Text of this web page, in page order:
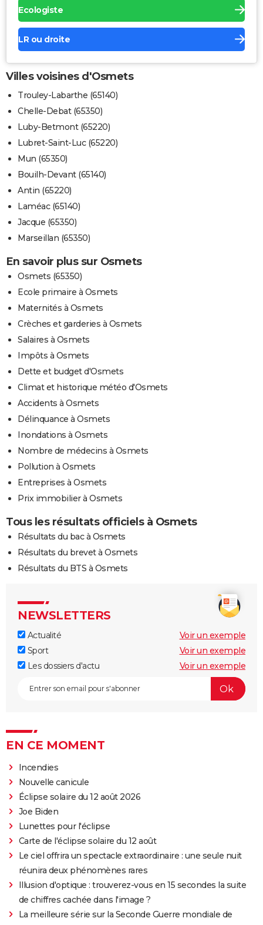
Ecologiste
LR ou droite
Villes voisines d'Osmets
Trouley-Labarthe (65140)
Chelle-Debat (65350)
Luby-Betmont (65220)
Lubret-Saint-Luc (65220)
Mun (65350)
Bouilh-Devant (65140)
Antin (65220)
Laméac (65140)
Jacque (65350)
Marseillan (65350)
En savoir plus sur Osmets
Osmets (65350)
Ecole primaire à Osmets
Maternités à Osmets
Crèches et garderies à Osmets
Salaires à Osmets
Impôts à Osmets
Dette et budget d'Osmets
Climat et historique météo d'Osmets
Accidents à Osmets
Délinquance à Osmets
Inondations à Osmets
Nombre de médecins à Osmets
Pollution à Osmets
Entreprises à Osmets
Prix immobilier à Osmets
Tous les résultats officiels à Osmets
Résultats du bac à Osmets
Résultats du brevet à Osmets
Résultats du BTS à Osmets
NEWSLETTERS
Actualité
Voir un exemple
Sport
Voir un exemple
Les dossiers d'actu
Voir un exemple
EN CE MOMENT
Incendies
Nouvelle canicule
Éclipse solaire du 12 août 2026
Joe Biden
Lunettes pour l'éclipse
Carte de l'éclipse solaire du 12 août
Le ciel offrira un spectacle extraordinaire : une seule nuit
réunira deux phénomènes rares
Illusion d'optique : trouverez-vous en 15 secondes la suite
de chiffres cachée dans l'image ?
La meilleure série sur la Seconde Guerre mondiale de